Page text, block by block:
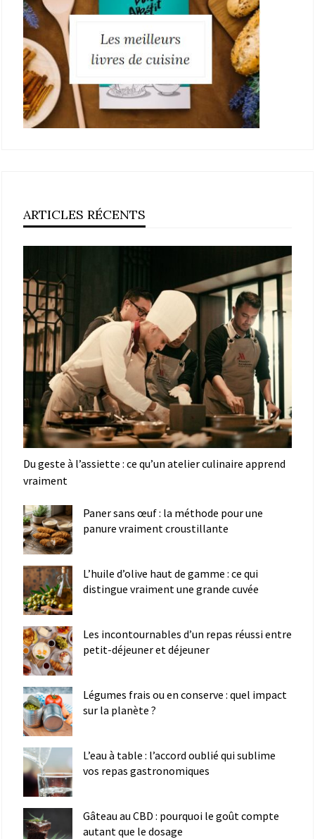
ARTICLES RÉCENTS
Du geste à l’assiette : ce qu’un atelier culinaire apprend
vraiment
Paner sans œuf : la méthode pour une
panure vraiment croustillante
L’huile d’olive haut de gamme : ce qui
distingue vraiment une grande cuvée
Les incontournables d’un repas réussi entre
petit-déjeuner et déjeuner
Légumes frais ou en conserve : quel impact
sur la planète ?
L’eau à table : l’accord oublié qui sublime
vos repas gastronomiques
Gâteau au CBD : pourquoi le goût compte
autant que le dosage